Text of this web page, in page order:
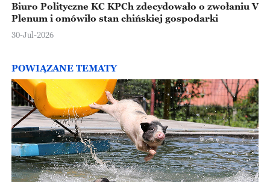
Biuro Polityczne KC KPCh zdecydowało o zwołaniu V
Plenum i omówiło stan chińskiej gospodarki
30-Jul-2026
POWIĄZANE TEMATY